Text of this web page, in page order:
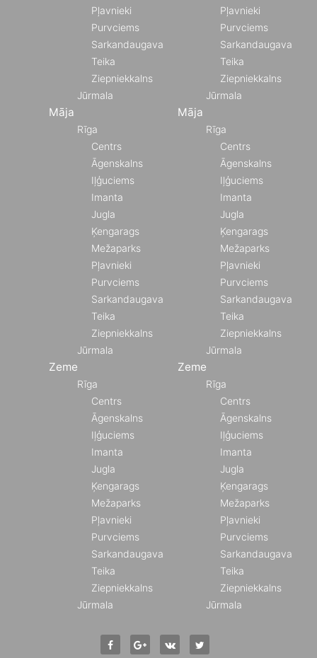
Pļavnieki
Purvciems
Sarkandaugava
Teika
Ziepniekkalns
Jūrmala
Māja
Rīga
Centrs
Āgenskalns
Iļģuciems
Imanta
Jugla
Ķengarags
Mežaparks
Pļavnieki
Purvciems
Sarkandaugava
Teika
Ziepniekkalns
Jūrmala
Zeme
Rīga
Centrs
Āgenskalns
Iļģuciems
Imanta
Jugla
Ķengarags
Mežaparks
Pļavnieki
Purvciems
Sarkandaugava
Teika
Ziepniekkalns
Jūrmala
Pļavnieki
Purvciems
Sarkandaugava
Teika
Ziepniekkalns
Jūrmala
Māja
Rīga
Centrs
Āgenskalns
Iļģuciems
Imanta
Jugla
Ķengarags
Mežaparks
Pļavnieki
Purvciems
Sarkandaugava
Teika
Ziepniekkalns
Jūrmala
Zeme
Rīga
Centrs
Āgenskalns
Iļģuciems
Imanta
Jugla
Ķengarags
Mežaparks
Pļavnieki
Purvciems
Sarkandaugava
Teika
Ziepniekkalns
Jūrmala